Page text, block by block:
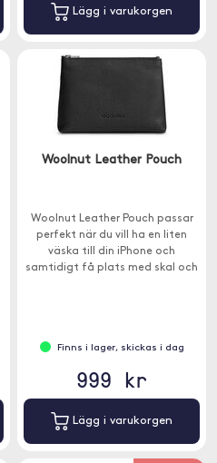
Lägg i varukorgen
Woolnut Leather Pouch
Woolnut Leather Pouch passar
perfekt när du vill ha en liten
väska till din iPhone och
samtidigt få plats med skal och
Finns i lager, skickas i dag
999 kr
Lägg i varukorgen